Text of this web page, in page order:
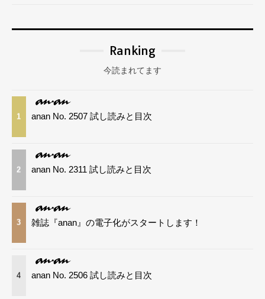
Ranking
今読まれてます
1 anan No. 2507 試し読みと目次
2 anan No. 2311 試し読みと目次
3 雑誌『anan』の電子化がスタートします！
4 anan No. 2506 試し読みと目次